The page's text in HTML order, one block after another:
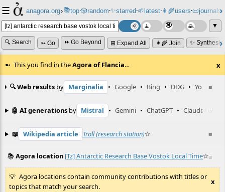
☰ anagora.org›📚top⸱🎲️random⸱✨starred⸱🌱latest⸱👩‍🌾users⸱📜journals⸱
▼
🔍 Search ➳ Go ⏩ Go Beyond ⊞ Expand All 👩‍🌾 Join ✨
This you find in theAgora of Flancia… x
≡
🔍 Web results by Marginalia • Google • Bing • DDG • YouTube
≡
🤖 AI generations by Mistral • Gemini • ChatGPT • Claude
≡
📖 Wikipedia article Troll (research station)☆
≡
📚Agora location [tz] Antarctic Research Base Vostok Local Time☆
Agora locations contain community contributions with titles or
topics that match your search.
x